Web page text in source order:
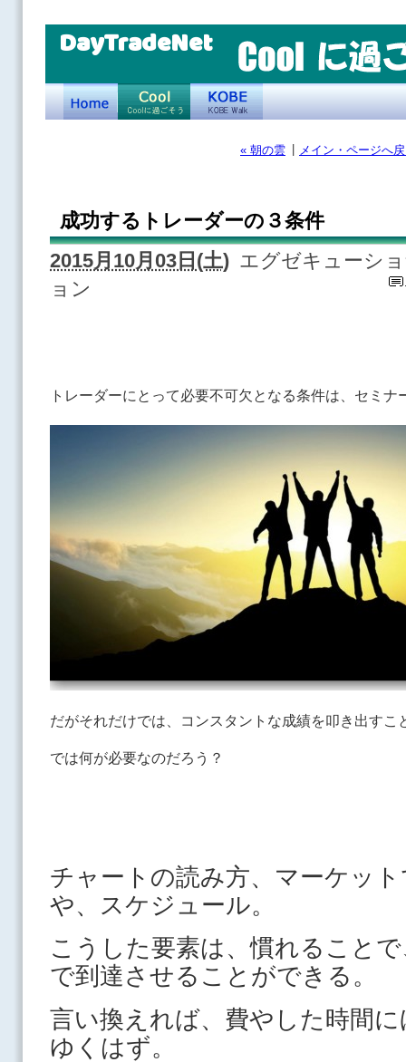
DayTradeNet
« 朝の雲 メイン・ページへ
成功するトレーダーの３条件
2015月10月03日(土) エグゼキューシ
ョン
トレーダーにとって必要不可欠となる条件は、セミ
だがそれだけでは、コンスタントな成績を叩き出すこ
では何が必要なのだろう？
チャートの読み方、マーケッ
や、スケジュール。
こうした要素は、慣れること
で到達させることができる。
言い換えれば、費やした時間
ゆくはず。